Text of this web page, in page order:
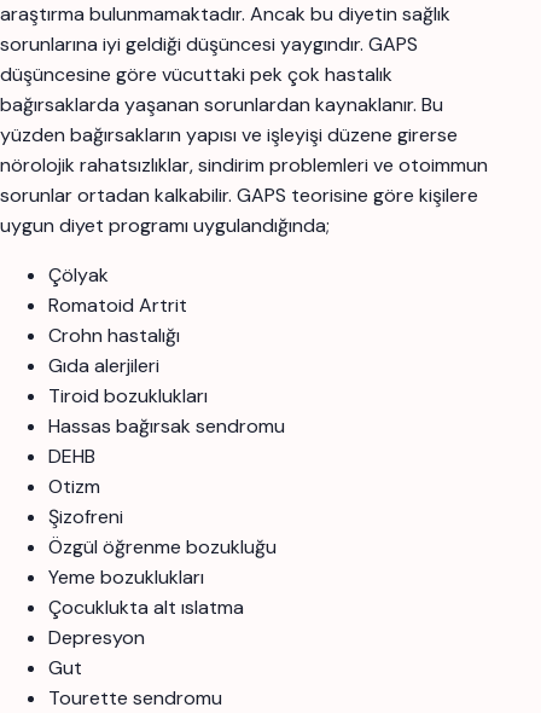
araştırma bulunmamaktadır. Ancak bu diyetin sağlık
sorunlarına iyi geldiği düşüncesi yaygındır. GAPS
düşüncesine göre vücuttaki pek çok hastalık
bağırsaklarda yaşanan sorunlardan kaynaklanır. Bu
yüzden bağırsakların yapısı ve işleyişi düzene girerse
nörolojik rahatsızlıklar, sindirim problemleri ve otoimmun
sorunlar ortadan kalkabilir. GAPS teorisine göre kişilere
uygun diyet programı uygulandığında;
Çölyak
Romatoid Artrit
Crohn hastalığı
Gıda alerjileri
Tiroid bozuklukları
Hassas bağırsak sendromu
DEHB
Otizm
Şizofreni
Özgül öğrenme bozukluğu
Yeme bozuklukları
Çocuklukta alt ıslatma
Depresyon
Gut
Tourette sendromu